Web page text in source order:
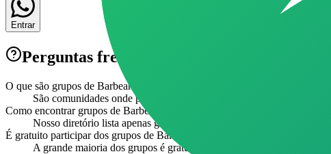
Entrar
Perguntas frequentes sobre grupos de
O que são grupos de Barbearia no WhatsApp?
São comunidades onde pessoas interessadas em Barbearia se
Como encontrar grupos de Barbearia ativos?
Nosso diretório lista apenas grupos verificados e ativos da categoria
É gratuito participar dos grupos de Barbearia?
A grande maioria dos grupos é gratuita. Verifique as regras do grupo